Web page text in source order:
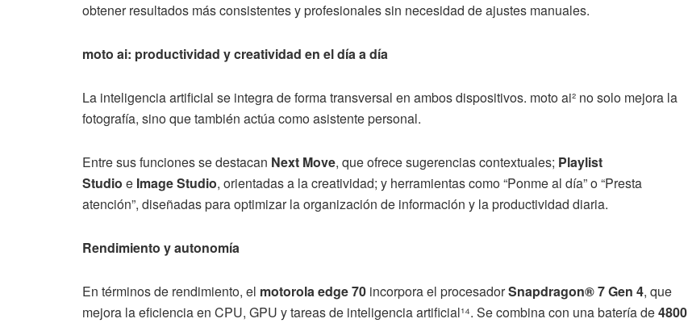
obtener resultados más consistentes y profesionales sin necesidad de ajustes manuales.
moto ai: productividad y creatividad en el día a día
La inteligencia artificial se integra de forma transversal en ambos dispositivos. moto ai² no solo mejora la
fotografía, sino que también actúa como asistente personal.
Entre sus funciones se destacan Next Move, que ofrece sugerencias contextuales; Playlist
Studio e Image Studio, orientadas a la creatividad; y herramientas como “Ponme al día” o “Presta
atención”, diseñadas para optimizar la organización de información y la productividad diaria.
Rendimiento y autonomía
En términos de rendimiento, el motorola edge 70 incorpora el procesadorSnapdragon® 7 Gen 4, que
mejora la eficiencia en CPU, GPU y tareas de inteligencia artificial¹⁴. Se combina con una batería de4800